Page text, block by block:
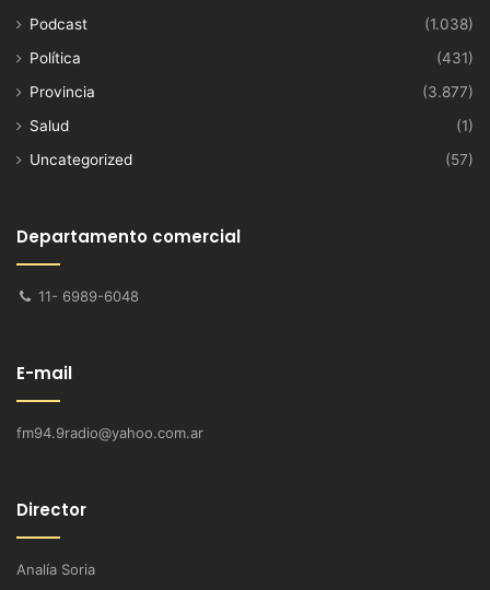
Podcast
(1.038)
Política
(431)
Provincia
(3.877)
Salud
(1)
Uncategorized
(57)
Departamento comercial
11- 6989-6048
E-mail
fm94.9radio@yahoo.com.ar
Director
Analía Soria